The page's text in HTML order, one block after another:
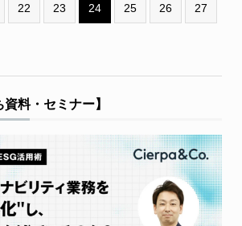
22 23 24 25 26 27
資料・セミナー】